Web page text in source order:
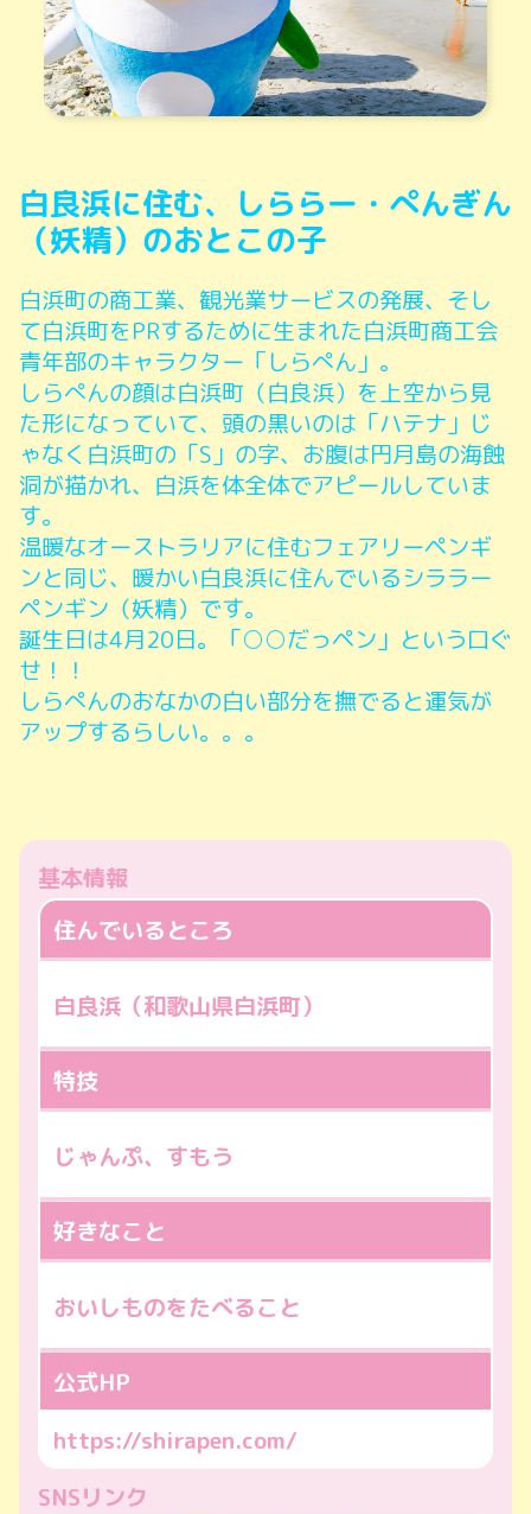
白良浜に住む、しららー・ぺんぎん
（妖精）のおとこの子
白浜町の商工業、観光業サービスの発展、そし
て白浜町をPRするために生まれた白浜町商工会
青年部のキャラクター「しらぺん」。
しらぺんの顔は白浜町（白良浜）を上空から見
た形になっていて、頭の黒いのは「ハテナ」じ
ゃなく白浜町の「S」の字、お腹は円月島の海蝕
洞が描かれ、白浜を体全体でアピールしていま
す。
温暖なオーストラリアに住むフェアリーペンギ
ンと同じ、暖かい白良浜に住んでいるシララー
ペンギン（妖精）です。
誕生日は4月20日。「○○だっペン」という口ぐ
せ！！
しらぺんのおなかの白い部分を撫でると運気が
アップするらしい。。。
基本情報
住んでいるところ
白良浜（和歌山県白浜町）
特技
じゃんぷ、すもう
好きなこと
おいしものをたべること
公式HP
https://shirapen.com/
SNSリンク